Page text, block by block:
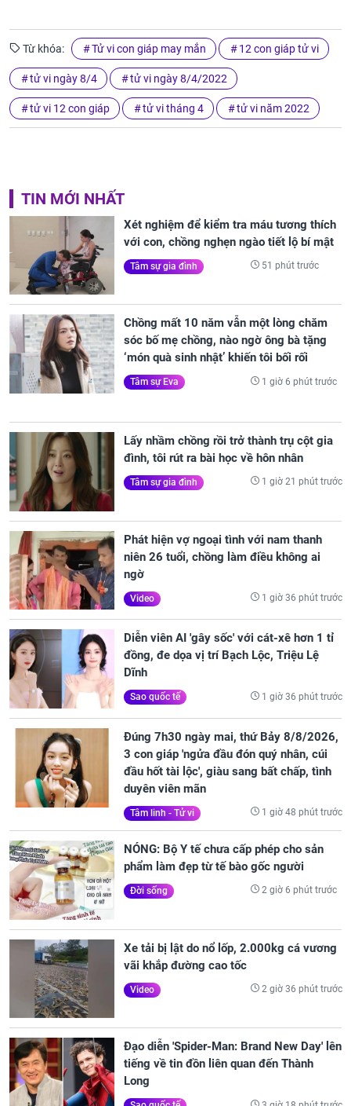
Từ khóa: Tử vi con giáp may mắn 12 con giáp tử vi
tử vi ngày 8/4 tử vi ngày 8/4/2022
tử vi 12 con giáp tử vi tháng 4 tử vi năm 2022
TIN MỚI NHẤT
Xét nghiệm để kiểm tra máu tương thích
với con, chồng nghẹn ngào tiết lộ bí mật
Tâm sự gia đình 51 phút trước
Chồng mất 10 năm vẫn một lòng chăm
sóc bố mẹ chồng, nào ngờ ông bà tặng
‘món quà sinh nhật’ khiến tôi bối rối
Tâm sự Eva 1 giờ 6 phút trước
Lấy nhầm chồng rồi trở thành trụ cột gia
đình, tôi rút ra bài học về hôn nhân
Tâm sự gia đình 1 giờ 21 phút trước
Phát hiện vợ ngoại tình với nam thanh
niên 26 tuổi, chồng làm điều không ai
ngờ
Video 1 giờ 36 phút trước
Diễn viên AI 'gây sốc' với cát-xê hơn 1 tỉ
đồng, đe dọa vị trí Bạch Lộc, Triệu Lệ
Dĩnh
Sao quốc tế 1 giờ 36 phút trước
Đúng 7h30 ngày mai, thứ Bảy 8/8/2026,
3 con giáp 'ngửa đầu đón quý nhân, cúi
đầu hốt tài lộc', giàu sang bất chấp, tình
duyên viên mãn
Tâm linh - Tử vi 1 giờ 48 phút trước
NÓNG: Bộ Y tế chưa cấp phép cho sản
phẩm làm đẹp từ tế bào gốc người
Đời sống 2 giờ 6 phút trước
Xe tải bị lật do nổ lốp, 2.000kg cá vương
vãi khắp đường cao tốc
Video 2 giờ 36 phút trước
Đạo diễn 'Spider-Man: Brand New Day' lên
tiếng về tin đồn liên quan đến Thành
Long